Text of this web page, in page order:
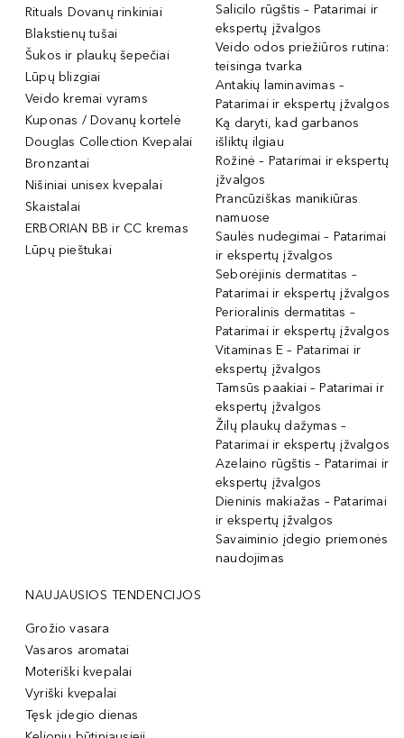
Rituals Dovanų rinkiniai
Blakstienų tušai
Šukos ir plaukų šepečiai
Lūpų blizgiai
Veido kremai vyrams
Kuponas / Dovanų kortelė
Douglas Collection Kvepalai
Bronzantai
Nišiniai unisex kvepalai
Skaistalai
ERBORIAN BB ir CC kremas
Lūpų pieštukai
Salicilo rūgštis – Patarimai ir
ekspertų įžvalgos
Veido odos priežiūros rutina:
teisinga tvarka
Antakių laminavimas –
Patarimai ir ekspertų įžvalgos
Ką daryti, kad garbanos
išliktų ilgiau
Rožinė – Patarimai ir ekspertų
įžvalgos
Prancūziškas manikiūras
namuose
Saulės nudegimai – Patarimai
ir ekspertų įžvalgos
Seborėjinis dermatitas –
Patarimai ir ekspertų įžvalgos
Perioralinis dermatitas –
Patarimai ir ekspertų įžvalgos
Vitaminas E – Patarimai ir
ekspertų įžvalgos
Tamsūs paakiai – Patarimai ir
ekspertų įžvalgos
Žilų plaukų dažymas –
Patarimai ir ekspertų įžvalgos
Azelaino rūgštis – Patarimai ir
ekspertų įžvalgos
Dieninis makiažas – Patarimai
ir ekspertų įžvalgos
Savaiminio įdegio priemonės
naudojimas
NAUJAUSIOS TENDENCIJOS
Grožio vasara
Vasaros aromatai
Moteriški kvepalai
Vyriški kvepalai
Tęsk įdegio dienas